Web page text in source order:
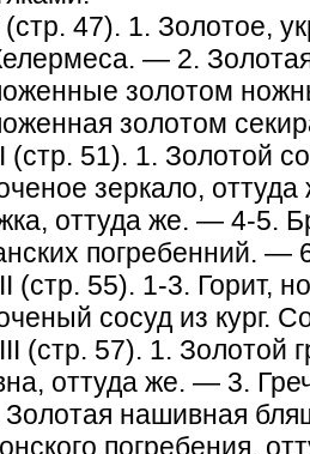
(стр. 47). 1. Золотое,
— 2.
золотом
золотом
(стр. 51). 1. Золотой
зеркало,
оттуда же. — 4-5.
погребенний. —
(стр. 55). 1-3. Горит,
сосуд из кург.
(стр. 57). 1. Золотой
оттуда же. — 3.
Золотая нашивная
погребения,